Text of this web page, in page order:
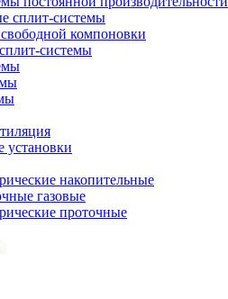
сплит-системы
компоновки
системы
установки
накопительные
газовые
проточные